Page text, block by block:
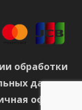
обработки
данных
оферта